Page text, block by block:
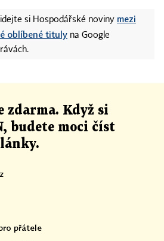
si Hospodářské noviny mezi
oblíbené tituly na Google
zdarma. Když si
budete moci číst
.
přátele